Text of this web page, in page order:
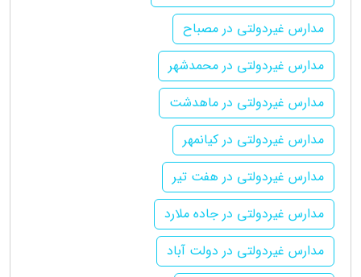
مدارس غیردولتی در مصباح
مدارس غیردولتی در محمدشهر
مدارس غیردولتی در ماهدشت
مدارس غیردولتی در کیانمهر
مدارس غیردولتی در هفت تیر
مدارس غیردولتی در جاده ملارد
مدارس غیردولتی در دولت آباد